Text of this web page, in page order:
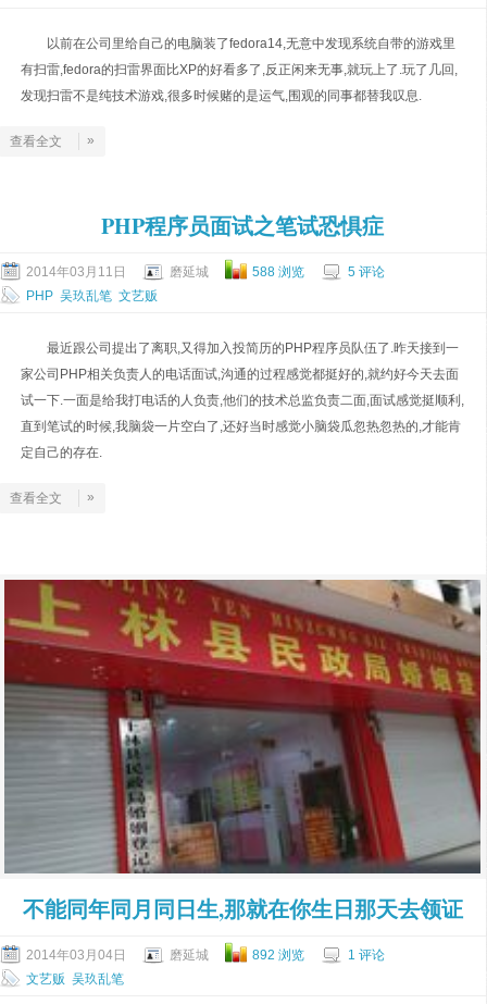
以前在公司里给自己的电脑装了fedora14,无意中发现系统自带的游戏里
有扫雷,fedora的扫雷界面比XP的好看多了,反正闲来无事,就玩上了.玩了几回,
发现扫雷不是纯技术游戏,很多时候赌的是运气,围观的同事都替我叹息.
查看全文 »
PHP程序员面试之笔试恐惧症
2014年03月11日 磨延城 588 浏览
5 评论
PHP 吴玖乱笔 文艺贩
​最近跟公司提出了离职,又得加入投简历的PHP程序员队伍了.昨天接到一
家公司PHP相关负责人的电话面试,沟通的过程感觉都挺好的,就约好今天去面
试一下.一面是给我打电话的人负责,他们的技术总监负责二面,面试感觉挺顺利,
直到笔试的时候,我脑袋一片空白了,还好当时感觉小脑袋瓜忽热忽热的,才能肯
定自己的存在.
查看全文 »
不能同年同月同日生,那就在你生日那天去领证
2014年03月04日 磨延城 892 浏览
1 评论
文艺贩 吴玖乱笔